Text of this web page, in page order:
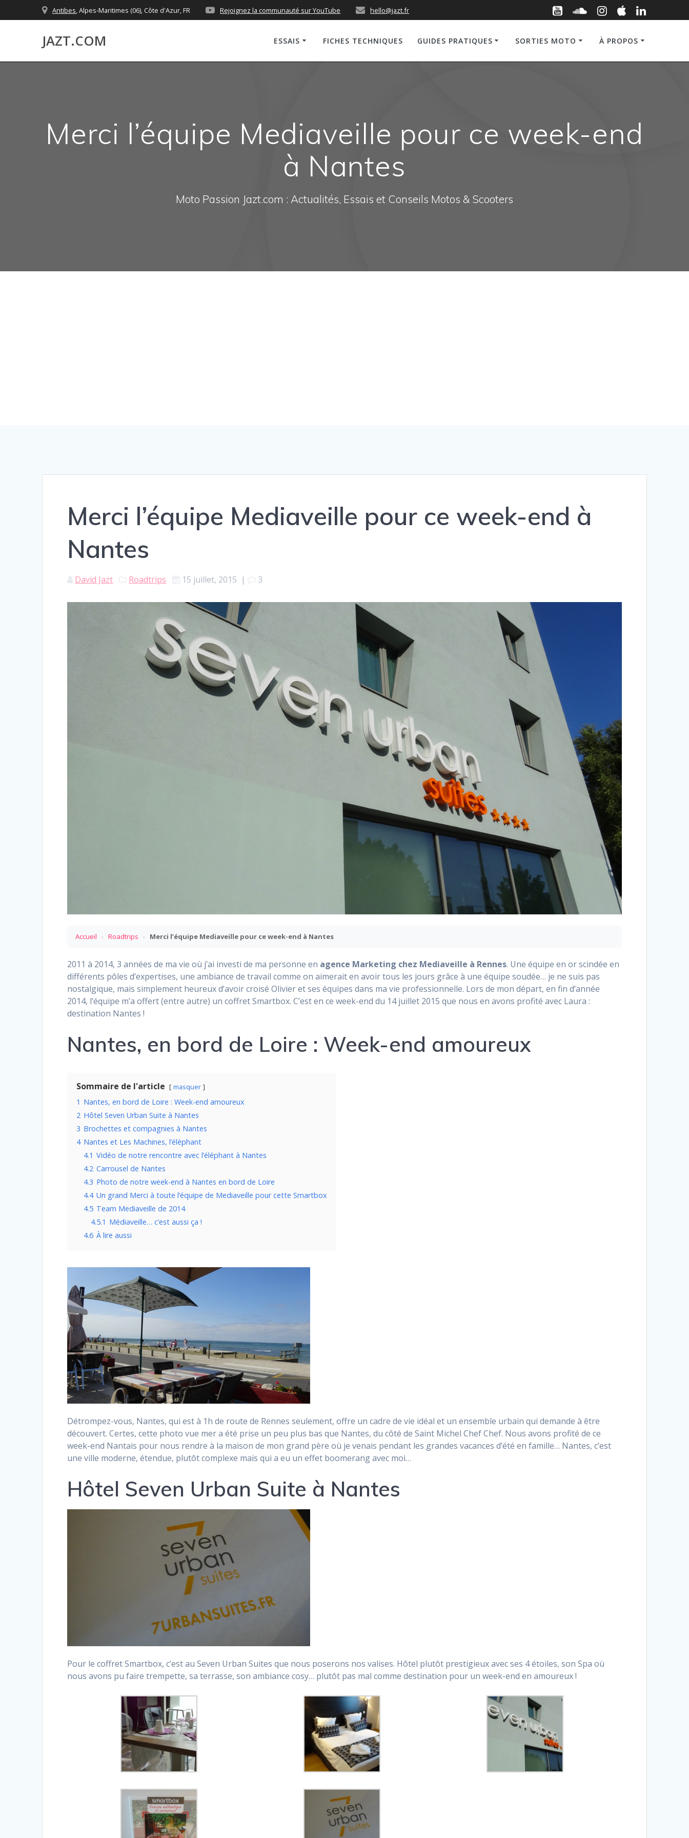
to
Antibes, Alpes-Maritimes (06), Côte d'Azur, FR Rejoignez la communauté sur YouTube hello@jazt.fr
JAZT.COM ESSAIS FICHES TECHNIQUES GUIDES PRATIQUES SORTIES MOTO À PROPOS
Merci l’équipe Mediaveille pour ce week-end
à Nantes
Moto Passion Jazt.com : Actualités, Essais et Conseils Motos & Scooters
Merci l’équipe Mediaveille pour ce week-end à
Nantes
David Jazt Roadtrips 15 juillet, 2015 | 3
Accueil › Roadtrips › Merci l’équipe Mediaveille pour ce week-end à Nantes
2011 à 2014, 3 années de ma vie où j’ai investi de ma personne en agence Marketing chez Mediaveille à Rennes. Une équipe en or scindée en
différents pôles d’expertises, une ambiance de travail comme on aimerait en avoir tous les jours grâce à une équipe soudée… je ne suis pas
nostalgique, mais simplement heureux d’avoir croisé Olivier et ses équipes dans ma vie professionnelle. Lors de mon départ, en fin d’année
2014, l’équipe m’a offert (entre autre) un coffret Smartbox. C’est en ce week-end du 14 juillet 2015 que nous en avons profité avec Laura :
destination Nantes !
Nantes, en bord de Loire : Week-end amoureux
Sommaire de l'article masquer
1 Nantes, en bord de Loire : Week-end amoureux
2 Hôtel Seven Urban Suite à Nantes
3 Brochettes et compagnies à Nantes
4 Nantes et Les Machines, l’éléphant
4.1 Vidéo de notre rencontre avec l’éléphant à Nantes
4.2 Carrousel de Nantes
4.3 Photo de notre week-end à Nantes en bord de Loire
4.4 Un grand Merci à toute l’équipe de Mediaveille pour cette Smartbox
4.5 Team Mediaveille de 2014
4.5.1 Médiaveille… c’est aussi ça !
4.6 À lire aussi
Détrompez-vous, Nantes, qui est à 1h de route de Rennes seulement, offre un cadre de vie idéal et un ensemble urbain qui demande à être
découvert. Certes, cette photo vue mer a été prise un peu plus bas que Nantes, du côté de Saint Michel Chef Chef. Nous avons profité de ce
week-end Nantais pour nous rendre à la maison de mon grand père où je venais pendant les grandes vacances d’été en famille… Nantes, c’est
une ville moderne, étendue, plutôt complexe mais qui a eu un effet boomerang avec moi…
Hôtel Seven Urban Suite à Nantes
Pour le coffret Smartbox, c’est au Seven Urban Suites que nous poserons nos valises. Hôtel plutôt prestigieux avec ses 4 étoiles, son Spa où
nous avons pu faire trempette, sa terrasse, son ambiance cosy… plutôt pas mal comme destination pour un week-end en amoureux !